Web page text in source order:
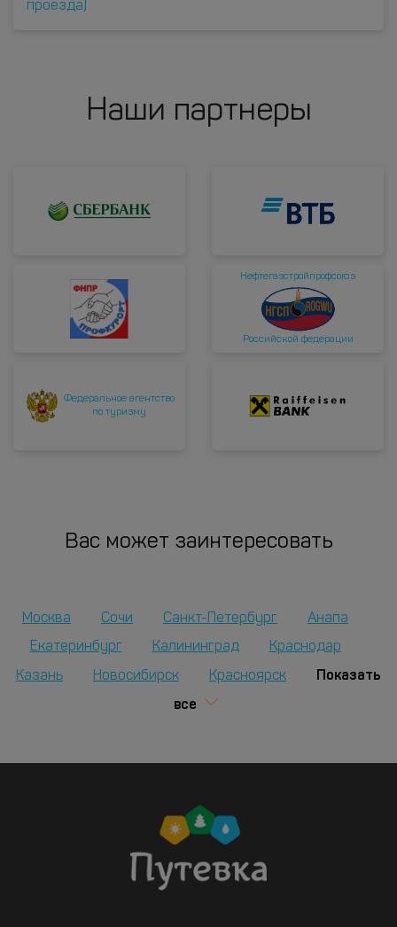
проезда)
Наши партнеры
Нефтегазстройпрофсоюз
Российской федерации
Федеральное агентство
по туризму
Вас может заинтересовать
Москва Сочи Санкт-Петербург
Анапа
Екатеринбург
Калининград Краснодар
Казань Новосибирск Красноярск
Показать
все